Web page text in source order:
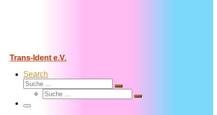
Trans-Ident e.V.
Search
Suche
Suche
Suche
Suche
Menü